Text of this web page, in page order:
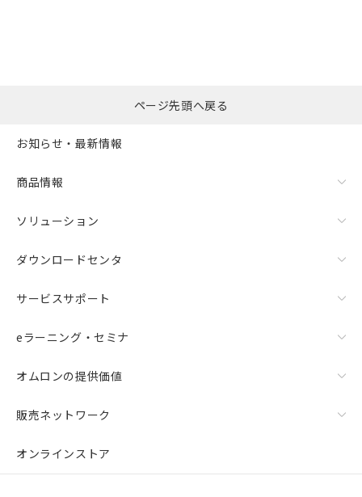
括ダウンロード
ページ先頭へ戻る
お知らせ・最新情報
商品情報
ソリューション
ダウンロードセンタ
サービスサポート
eラーニング・セミナ
オムロンの提供価値
販売ネットワーク
オンラインストア